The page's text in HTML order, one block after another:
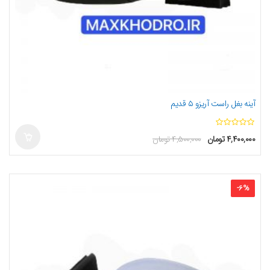
آینه بغل راست آریزو ۵ قدیم
۴,۵۰۰,۰۰۰تومان ۴,۴۰۰,۰۰۰تومان
-6%